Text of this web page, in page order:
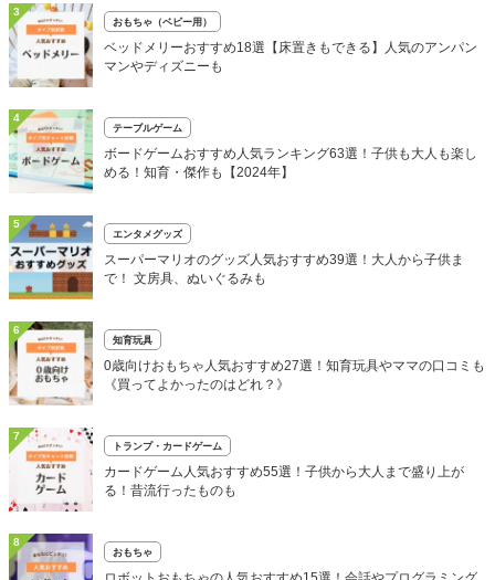
3
おもちゃ（ベビー用）
ベッドメリーおすすめ18選【床置きもできる】人気のアンパン
マンやディズニーも
4
テーブルゲーム
ボードゲームおすすめ人気ランキング63選！子供も大人も楽し
める！知育・傑作も【2024年】
5
エンタメグッズ
スーパーマリオのグッズ人気おすすめ39選！大人から子供ま
で！ 文房具、ぬいぐるみも
6
知育玩具
0歳向けおもちゃ人気おすすめ27選！知育玩具やママの口コミも
《買ってよかったのはどれ？》
7
トランプ・カードゲーム
カードゲーム人気おすすめ55選！子供から大人まで盛り上が
る！昔流行ったものも
8
おもちゃ